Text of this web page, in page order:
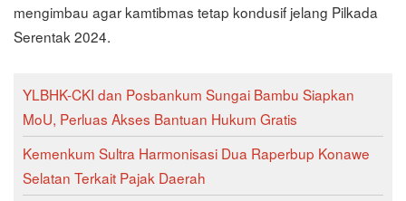
mengimbau agar kamtibmas tetap kondusif jelang Pilkada
Serentak 2024.
YLBHK-CKI dan Posbankum Sungai Bambu Siapkan
MoU, Perluas Akses Bantuan Hukum Gratis
Kemenkum Sultra Harmonisasi Dua Raperbup Konawe
Selatan Terkait Pajak Daerah